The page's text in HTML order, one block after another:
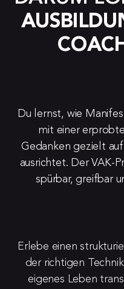
COACH
Du lernst, wie
mit einer
Gedanken gezielt
ausrichtet. Der VAK-
spürbar, greifbar
Erlebe einen
der richtigen
eigenes Leben